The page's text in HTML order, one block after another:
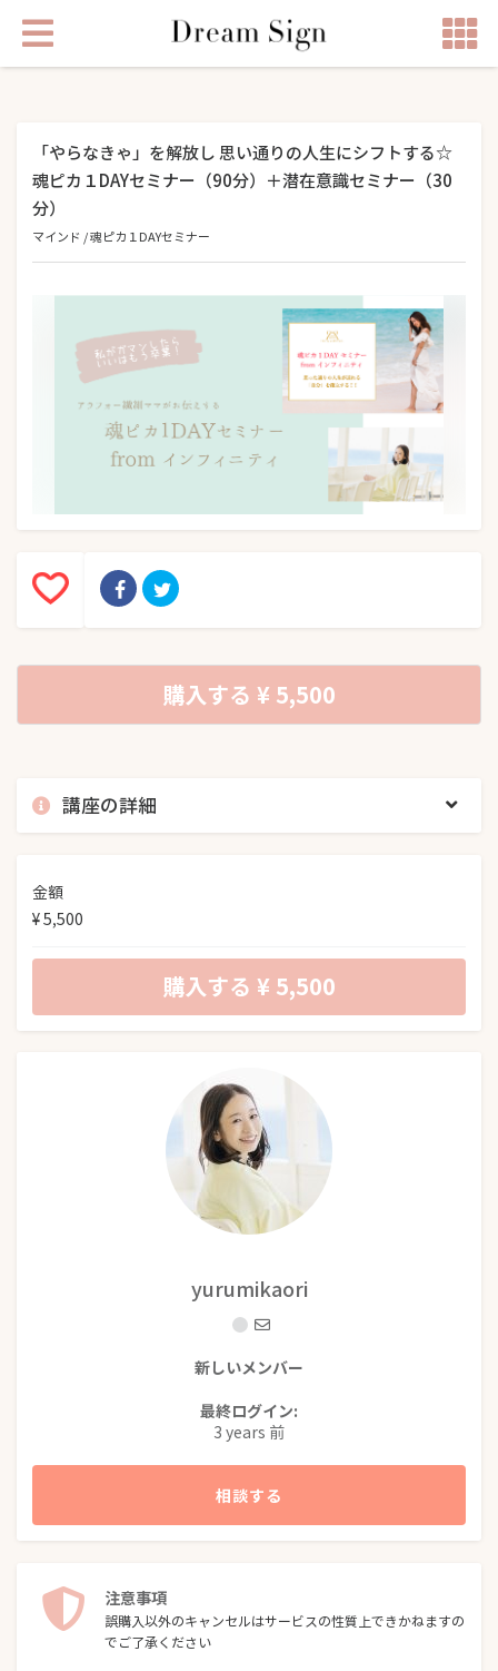
「やらなきゃ」を解放し 思い通りの人生にシフトする☆
魂ピカ１DAYセミナー（90分）＋潜在意識セミナー（30
分）
マインド /魂ピカ１DAYセミナー
購入する ¥ 5,500
講座の詳細
金額
¥ 5,500
購入する ¥ 5,500
yurumikaori
新しいメンバー
最終ログイン:
3 years 前
相談する
注意事項
誤購入以外のキャンセルはサービスの性質上できかねますの
でご了承ください